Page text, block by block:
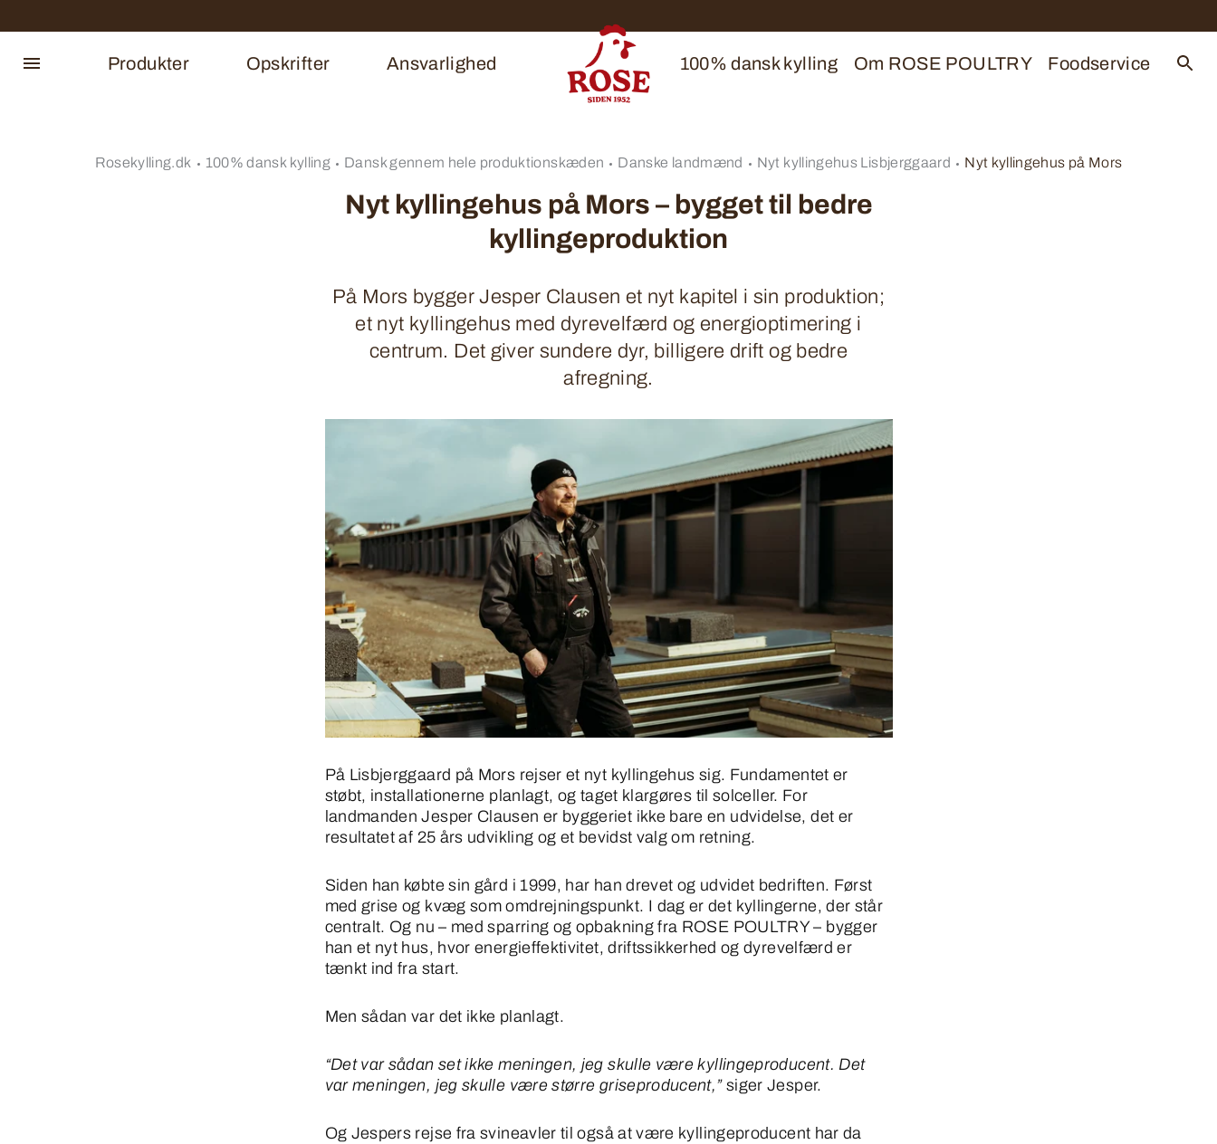
Produkter Opskrifter Ansvarlighed 100% dansk kylling Om ROSE POULTRY Foodservice
Rosekylling.dk 100% dansk kylling Dansk gennem hele produktionskæden Danske landmænd Nyt kyllingehus Lisbjerggaard Nyt kyllingehus på Mors
Nyt kyllingehus på Mors – bygget til bedre
kyllingeproduktion
På Mors bygger Jesper Clausen et nyt kapitel i sin produktion;
et nyt kyllingehus med dyrevelfærd og energioptimering i
centrum. Det giver sundere dyr, billigere drift og bedre
afregning.
På Lisbjerggaard på Mors rejser et nyt kyllingehus sig. Fundamentet er
støbt, installationerne planlagt, og taget klargøres til solceller. For
landmanden Jesper Clausen er byggeriet ikke bare en udvidelse, det er
resultatet af 25 års udvikling og et bevidst valg om retning.
Siden han købte sin gård i 1999, har han drevet og udvidet bedriften. Først
med grise og kvæg som omdrejningspunkt. I dag er det kyllingerne, der står
centralt. Og nu – med sparring og opbakning fra ROSE POULTRY – bygger
han et nyt hus, hvor energieffektivitet, driftssikkerhed og dyrevelfærd er
tænkt ind fra start.
Men sådan var det ikke planlagt.
“Det var sådan set ikke meningen, jeg skulle være kyllingeproducent. Det
var meningen, jeg skulle være større griseproducent,”siger Jesper.
Og Jespers rejse fra svineavler til også at være kyllingeproducent har da